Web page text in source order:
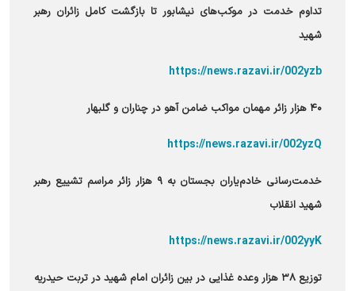
تداوم خدمت در موکب‌های نیشابور تا بازگشت کامل زائران رهبر
شهید
https://news.razavi.ir/002yzb
۴۰ هزار زائر مهمان مواکب ضامن آهو در چناران و گلبهار
https://news.razavi.ir/002yzQ
خدمت‌رسانی خادم‌یاران بجستان به ۹ هزار زائر مراسم تشییع رهبر
شهید انقلاب
https://news.razavi.ir/002yyK
توزیع ۳۸ هزار وعده غذایی در بین زائران امام شهید در تربت حیدریه